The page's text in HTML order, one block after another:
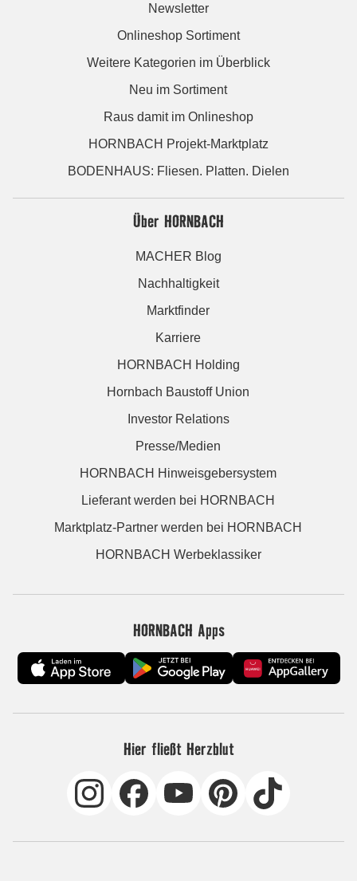
Newsletter
Onlineshop Sortiment
Weitere Kategorien im Überblick
Neu im Sortiment
Raus damit im Onlineshop
HORNBACH Projekt-Marktplatz
BODENHAUS: Fliesen. Platten. Dielen
Über HORNBACH
MACHER Blog
Nachhaltigkeit
Marktfinder
Karriere
HORNBACH Holding
Hornbach Baustoff Union
Investor Relations
Presse/Medien
HORNBACH Hinweisgebersystem
Lieferant werden bei HORNBACH
Marktplatz-Partner werden bei HORNBACH
HORNBACH Werbeklassiker
HORNBACH Apps
Hier fließt Herzblut